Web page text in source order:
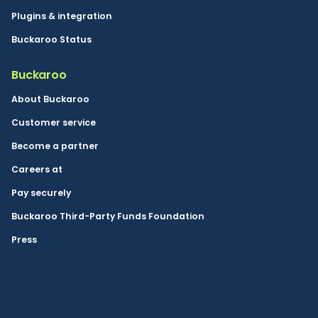
Plugins & integration
Buckaroo Status
Buckaroo
About Buckaroo
Customer service
Become a partner
Careers at
Pay securely
Buckaroo Third-Party Funds Foundation
Press